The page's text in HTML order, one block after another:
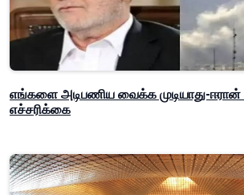
எங்களை அடிபணிய வைக்க முடியாது-ஈரான்
எச்சரிக்கை